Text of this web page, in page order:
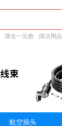
清仓一元抢 清洁用品
航空插头